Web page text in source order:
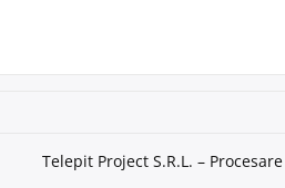
Telepit Project S.R.L. –